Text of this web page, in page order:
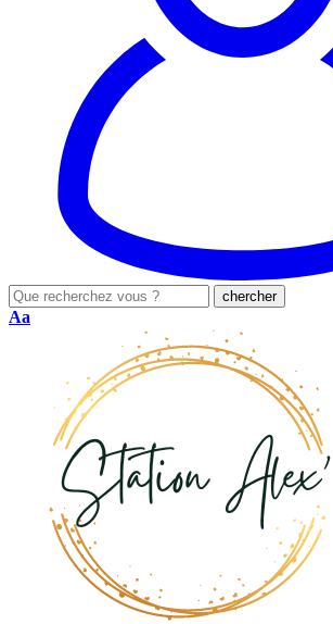
Aa